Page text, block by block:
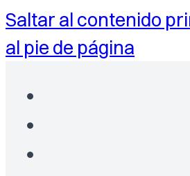
Saltar al contenido
al pie de página